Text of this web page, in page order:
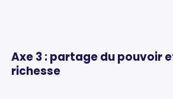
Axe3:partagedupouvoir
richesse